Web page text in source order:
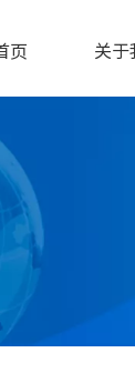
页 关于